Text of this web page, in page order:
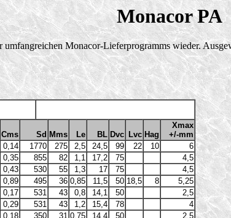
Monacor PA
Monacor-Lieferprogramms wieder.
Cms Sd Mms Le BL Dvc Lvc Hag
Xmax
+/-mm
0,14 1770 275 2,5 24,5 99 22 10
6
0,35 855 82 1,1 17,2 75
4,5
0,43 530 55 1,3 17 75
4,5
0,89 495 36 0,85 11,5 50 18,5 8
5,25
0,17 531 43 0,8 14,1 50
2,5
0,29 531 43 1,2 15,4 78
4
0,18 350 31 0,75 14,4 50
2,5